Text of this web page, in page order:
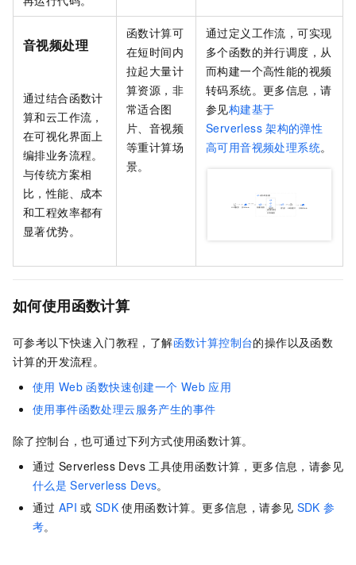
音视频处理
通过结合函数计
算和云工作流 ，
在可视化界面上
编排业务流程。
与传统方案相
比，性能、成本
和工程效率都有
显著优势。
函数计算可
在短时间内
拉起大量计
算资源，非
常适合图
片、音视频
等重计算场
景。
通过定义工作流，可实现
多个函数的并行调度，从
而构建一个高性能的视频
转码系统。更多信息，请
参见构建基于
Serverless 架构的弹性
高可用音视频处理系统。
如何使用函数计算
可参考以下快速入门教程，了解函数计算控制台的操作以及函数
计算的开发流程。
使用 Web 函数快速创建一个 Web 应用
使用事件函数处理云服务产生的事件
除了控制台，也可通过下列方式使用函数计算。
通过 Serverless Devs 工具使用函数计算，更多信息，请参见
什么是 Serverless Devs。
通过 API 或 SDK 使用函数计算。更多信息，请参见 SDK 参
考。